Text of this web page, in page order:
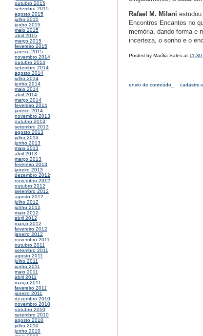
outubro 2015
setembro 2015
agosto 2015
julho 2015
junho 2015
maio 2015
abril 2015
março 2015
fevereiro 2015
janeiro 2015
novembro 2014
outubro 2014
setembro 2014
agosto 2014
julho 2014
junho 2014
maio 2014
abril 2014
março 2014
fevereiro 2014
janeiro 2014
novembro 2013
outubro 2013
setembro 2013
agosto 2013
julho 2013
junho 2013
maio 2013
abril 2013
março 2013
fevereiro 2013
janeiro 2013
dezembro 2012
novembro 2012
outubro 2012
setembro 2012
agosto 2012
julho 2012
junho 2012
maio 2012
abril 2012
março 2012
fevereiro 2012
janeiro 2012
novembro 2011
outubro 2011
setembro 2011
agosto 2011
julho 2011
junho 2011
maio 2011
abril 2011
março 2011
fevereiro 2011
janeiro 2011
dezembro 2010
novembro 2010
outubro 2010
setembro 2010
agosto 2010
julho 2010
junho 2010
Rafael M. Milani
Encontros Encantos no
memória, dando forma e
incerteza, o sonho e o
Posted by Marília Sales at 11:30
envio de conteúdo_ cadastre-